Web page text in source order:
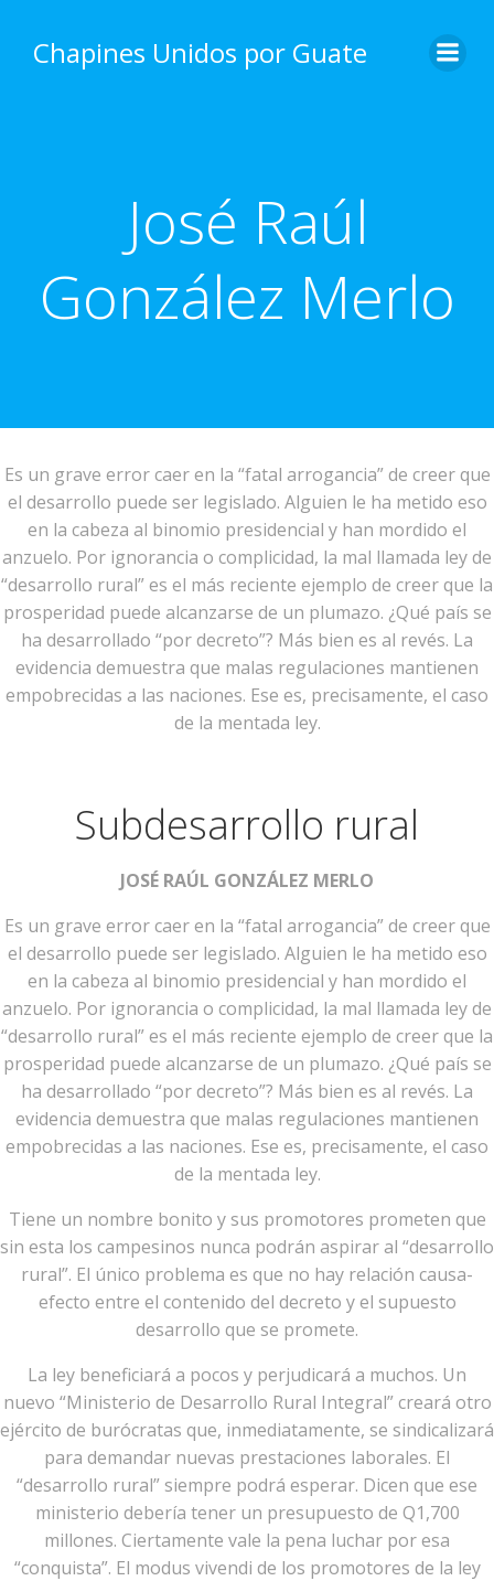
content
Chapines Unidos por Guate
José Raúl
González Merlo
Es un grave error caer en la “fatal arrogancia” de creer que
el desarrollo puede ser legislado. Alguien le ha metido eso
en la cabeza al binomio presidencial y han mordido el
anzuelo. Por ignorancia o complicidad, la mal llamada ley de
“desarrollo rural” es el más reciente ejemplo de creer que la
prosperidad puede alcanzarse de un plumazo. ¿Qué país se
ha desarrollado “por decreto”? Más bien es al revés. La
evidencia demuestra que malas regulaciones mantienen
empobrecidas a las naciones. Ese es, precisamente, el caso
de la mentada ley.
Subdesarrollo rural
JOSÉ RAÚL GONZÁLEZ MERLO
Es un grave error caer en la “fatal arrogancia” de creer que
el desarrollo puede ser legislado. Alguien le ha metido eso
en la cabeza al binomio presidencial y han mordido el
anzuelo. Por ignorancia o complicidad, la mal llamada ley de
“desarrollo rural” es el más reciente ejemplo de creer que la
prosperidad puede alcanzarse de un plumazo. ¿Qué país se
ha desarrollado “por decreto”? Más bien es al revés. La
evidencia demuestra que malas regulaciones mantienen
empobrecidas a las naciones. Ese es, precisamente, el caso
de la mentada ley.
Tiene un nombre bonito y sus promotores prometen que
sin esta los campesinos nunca podrán aspirar al “desarrollo
rural”. El único problema es que no hay relación causa-
efecto entre el contenido del decreto y el supuesto
desarrollo que se promete.
La ley beneficiará a pocos y perjudicará a muchos. Un
nuevo “Ministerio de Desarrollo Rural Integral” creará otro
ejército de burócratas que, inmediatamente, se sindicalizará
para demandar nuevas prestaciones laborales. El
“desarrollo rural” siempre podrá esperar. Dicen que ese
ministerio debería tener un presupuesto de Q1,700
millones. Ciertamente vale la pena luchar por esa
“conquista”. El modus vivendi de los promotores de la ley